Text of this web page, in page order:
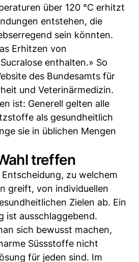
über 120 °C erhitzt
entstehen, die
sein könnten.
Erhitzen von
enthalten.» So
des Bundesamts für
und Veterinärmedizin.
ist: Generell gelten alle
als gesundheitlich
sie in üblichen Mengen
treffen
zu welchem
greift, von individuellen
Zielen ab. Ein
ist ausschlaggebend.
sich bewusst machen,
Süssstoffe nicht
für jeden sind. Im